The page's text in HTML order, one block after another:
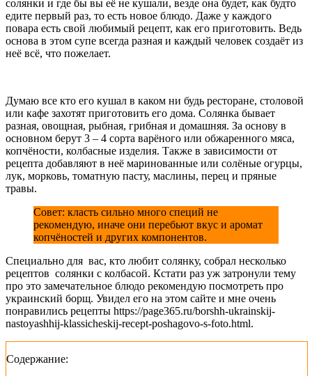
солянки и где бы вы её не кушали, везде она будет, как будто
едите первый раз, то есть новое блюдо. Даже у каждого
повара есть свой любимый рецепт, как его приготовить. Ведь
основа в этом супе всегда разная и каждый человек создаёт из
неё всё, что пожелает.
Думаю все кто его кушал в каком ни будь ресторане, столовой
или кафе захотят приготовить его дома. Солянка бывает
разная, овощная, рыбная, грибная и домашняя. За основу в
основном берут 3 – 4 сорта варёного или обжаренного мяса,
копчёности, колбасные изделия. Также в зависимости от
рецепта добавляют в неё маринованные или солёные огурцы,
лук, морковь, томатную пасту, маслины, перец и пряные
травы.
Совет: класть сильно много специй не
рекомендую, иначе они перебьют вкус и аромат
копчёностей и других компонентов.
Специально для вас, кто любит солянку, собрал несколько
рецептов солянки с колбасой. Кстати раз уж затронули тему
про это замечательное блюдо рекомендую посмотреть про
украинский борщ. Увидел его на этом сайте и мне очень
понравились рецепты https://page365.ru/borshh-ukrainskij-
nastoyashhij-klassicheskij-recept-poshagovo-s-foto.html.
Содержание: